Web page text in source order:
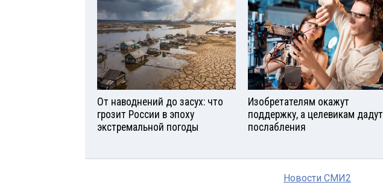
От наводнений до засух: что
грозит России в эпоху
экстремальной погоды
Изобретателям окажут
поддержку, а целевикам дадут
послабления
Новости СМИ2